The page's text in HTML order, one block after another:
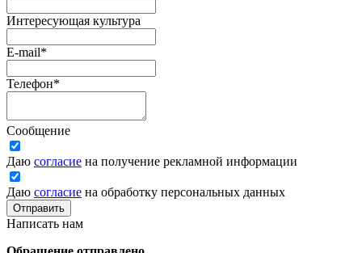
Интересующая культура
E-mail*
Телефон*
Сообщение
Даю согласие на получение рекламной информации
Даю согласие на обработку персональных данных
Отправить
Написать нам